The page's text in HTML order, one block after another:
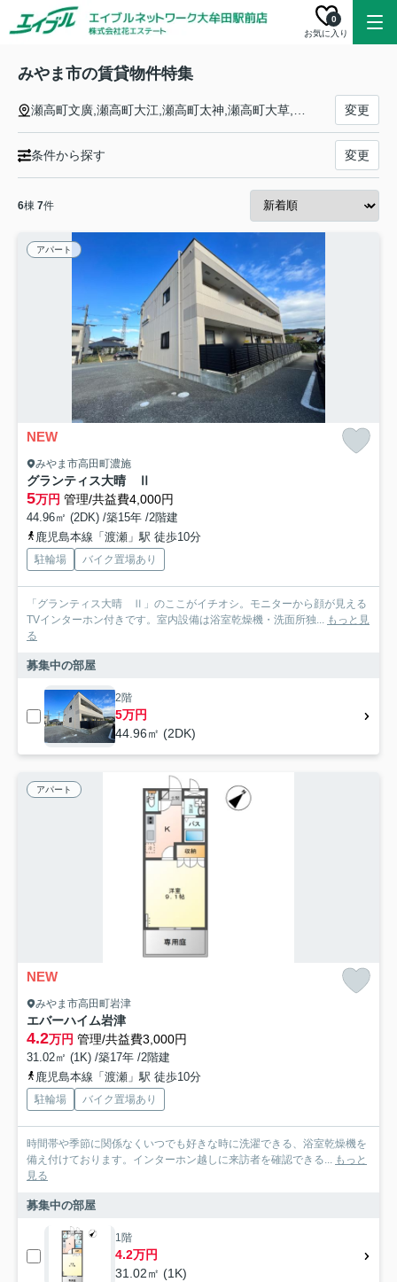
お気に入り
0
みやま市の賃貸物件特集
変更
条件から探す 変更
6棟 7件
アパート
NEW
みやま市高田町濃施
グランティス大晴 Ⅱ
5万円 管理/共益費4,000円
44.96㎡ (2DK) /築15年 /2階建
鹿児島本線「渡瀬」駅 徒歩10分
駐輪場 バイク置場あり
「グランティス大晴 Ⅱ」のここがイチオシ。モニターから顔が見える
TVインターホン付きです。室内設備は浴室乾燥機・洗面所独... もっと見
る
募集中の部屋
2階
5万円
44.96㎡ (2DK)
アパート
NEW
みやま市高田町岩津
エバーハイム岩津
4.2万円 管理/共益費3,000円
31.02㎡ (1K) /築17年 /2階建
鹿児島本線「渡瀬」駅 徒歩10分
駐輪場 バイク置場あり
時間帯や季節に関係なくいつでも好きな時に洗濯できる、浴室乾燥機を
備え付けております。インターホン越しに来訪者を確認できる... もっと
見る
募集中の部屋
1階
4.2万円
31.02㎡ (1K)